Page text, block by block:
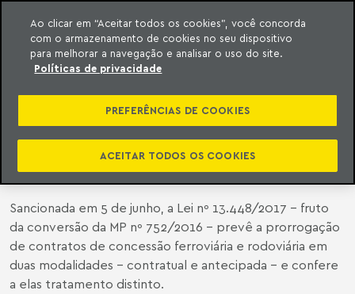
o conteúdo
Meyer
POSSIBILIDADE DE PRORROGAÇÃO
ANTECIPADA DE CONCESSÕES
FERROVIÁRIAS E RODOVIÁRIAS
Sancionada em 5 de junho, a Lei nº 13.448/2017 – fruto
da conversão da MP nº 752/2016 – prevê a prorrogação
de contratos de concessão ferroviária e rodoviária em
duas modalidades – contratual e antecipada – e confere
a elas tratamento distinto.
Ao clicar em “Aceitar todos os cookies”, você concorda
com o armazenamento de cookies no seu dispositivo
para melhorar a navegação e analisar o uso do site.
Políticas de privacidade
PREFERÊNCIAS DE COOKIES
ACEITAR TODOS OS COOKIES